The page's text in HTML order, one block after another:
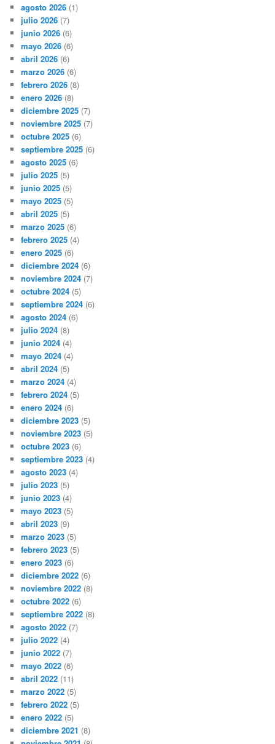
agosto 2026 (1)
julio 2026 (7)
junio 2026 (6)
mayo 2026 (6)
abril 2026 (6)
marzo 2026 (6)
febrero 2026 (8)
enero 2026 (8)
diciembre 2025 (7)
noviembre 2025 (7)
octubre 2025 (6)
septiembre 2025 (6)
agosto 2025 (6)
julio 2025 (5)
junio 2025 (5)
mayo 2025 (5)
abril 2025 (5)
marzo 2025 (6)
febrero 2025 (4)
enero 2025 (6)
diciembre 2024 (6)
noviembre 2024 (7)
octubre 2024 (5)
septiembre 2024 (6)
agosto 2024 (6)
julio 2024 (8)
junio 2024 (4)
mayo 2024 (4)
abril 2024 (5)
marzo 2024 (4)
febrero 2024 (5)
enero 2024 (6)
diciembre 2023 (5)
noviembre 2023 (5)
octubre 2023 (6)
septiembre 2023 (4)
agosto 2023 (4)
julio 2023 (5)
junio 2023 (4)
mayo 2023 (5)
abril 2023 (9)
marzo 2023 (5)
febrero 2023 (5)
enero 2023 (6)
diciembre 2022 (6)
noviembre 2022 (8)
octubre 2022 (6)
septiembre 2022 (8)
agosto 2022 (7)
julio 2022 (4)
junio 2022 (7)
mayo 2022 (6)
abril 2022 (11)
marzo 2022 (5)
febrero 2022 (5)
enero 2022 (5)
diciembre 2021 (8)